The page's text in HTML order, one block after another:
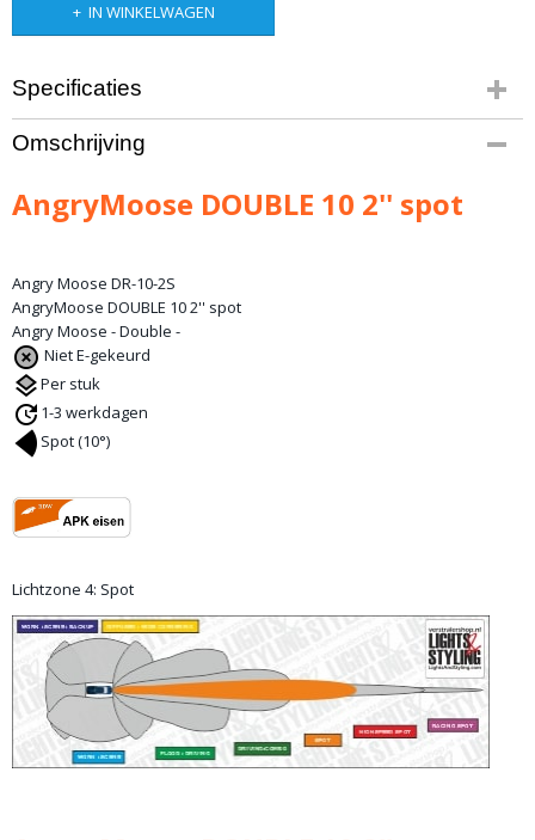
IN WINKELWAGEN
Specificaties
Productcode leverancier
DR-10-2S
Omschrijving
AngryMoose DOUBLE 10 2'' spot
Angry Moose DR-10-2S
AngryMoose DOUBLE 10 2'' spot
Angry Moose - Double -
Niet E-gekeurd
Per stuk
1-3 werkdagen
Spot (10°)
Lichtzone 4: Spot